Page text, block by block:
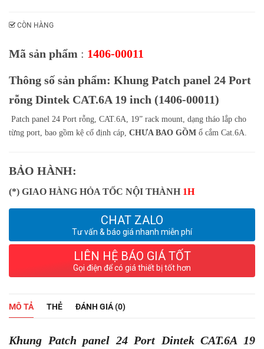
CÒN HÀNG
Mã sản phẩm : 1406-00011
Thông số sản phẩm: Khung Patch panel 24 Port
rỗng Dintek CAT.6A 19 inch (1406-00011)
Patch panel 24 Port rỗng, CAT.6A, 19” rack mount, dạng tháo lắp cho
từng port, bao gồm kệ cố định cáp, CHƯA BAO GỒM ổ cắm Cat.6A.
BẢO HÀNH:
(*) GIAO HÀNG HỎA TỐC NỘI THÀNH 1H
CHAT ZALO
Tư vấn & báo giá nhanh miễn phí
LIÊN HỆ BÁO GIÁ TỐT
Gọi điện để có giá thiết bị tốt hơn
MÔ TẢ THẺ ĐÁNH GIÁ (0)
Khung Patch panel 24 Port Dintek CAT.6A 19